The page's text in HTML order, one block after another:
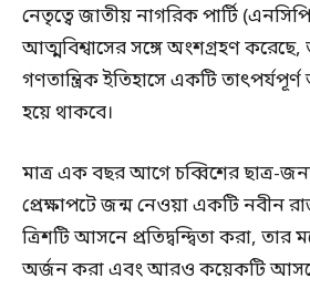
নেতৃত্বে জাতীয় নাগরিক পার্টি
আত্মবিশ্বাসের সঙ্গে অংশগ্রহণ করেছে,
গণতান্ত্রিক ইতিহাসে একটি তাৎপর্যপূর্ণ
হয়ে থাকবে।
মাত্র এক বছর আগে চব্বিশের ছাত্র-
প্রেক্ষাপটে জন্ম নেওয়া একটি নবীন
ত্রিশটি আসনে প্রতিদ্বন্দ্বিতা করা,
অর্জন করা এবং আরও কয়েকটি